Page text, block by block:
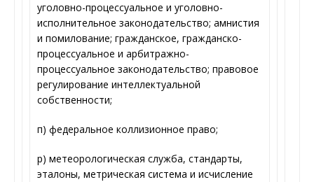
уголовно-процессуальное и уголовно-
исполнительное законодательство; амнистия
и помилование; гражданское, гражданско-
процессуальное и арбитражно-
процессуальное законодательство; правовое
регулирование интеллектуальной
собственности;
п) федеральное коллизионное право;
р) метеорологическая служба, стандарты,
эталоны, метрическая система и исчисление